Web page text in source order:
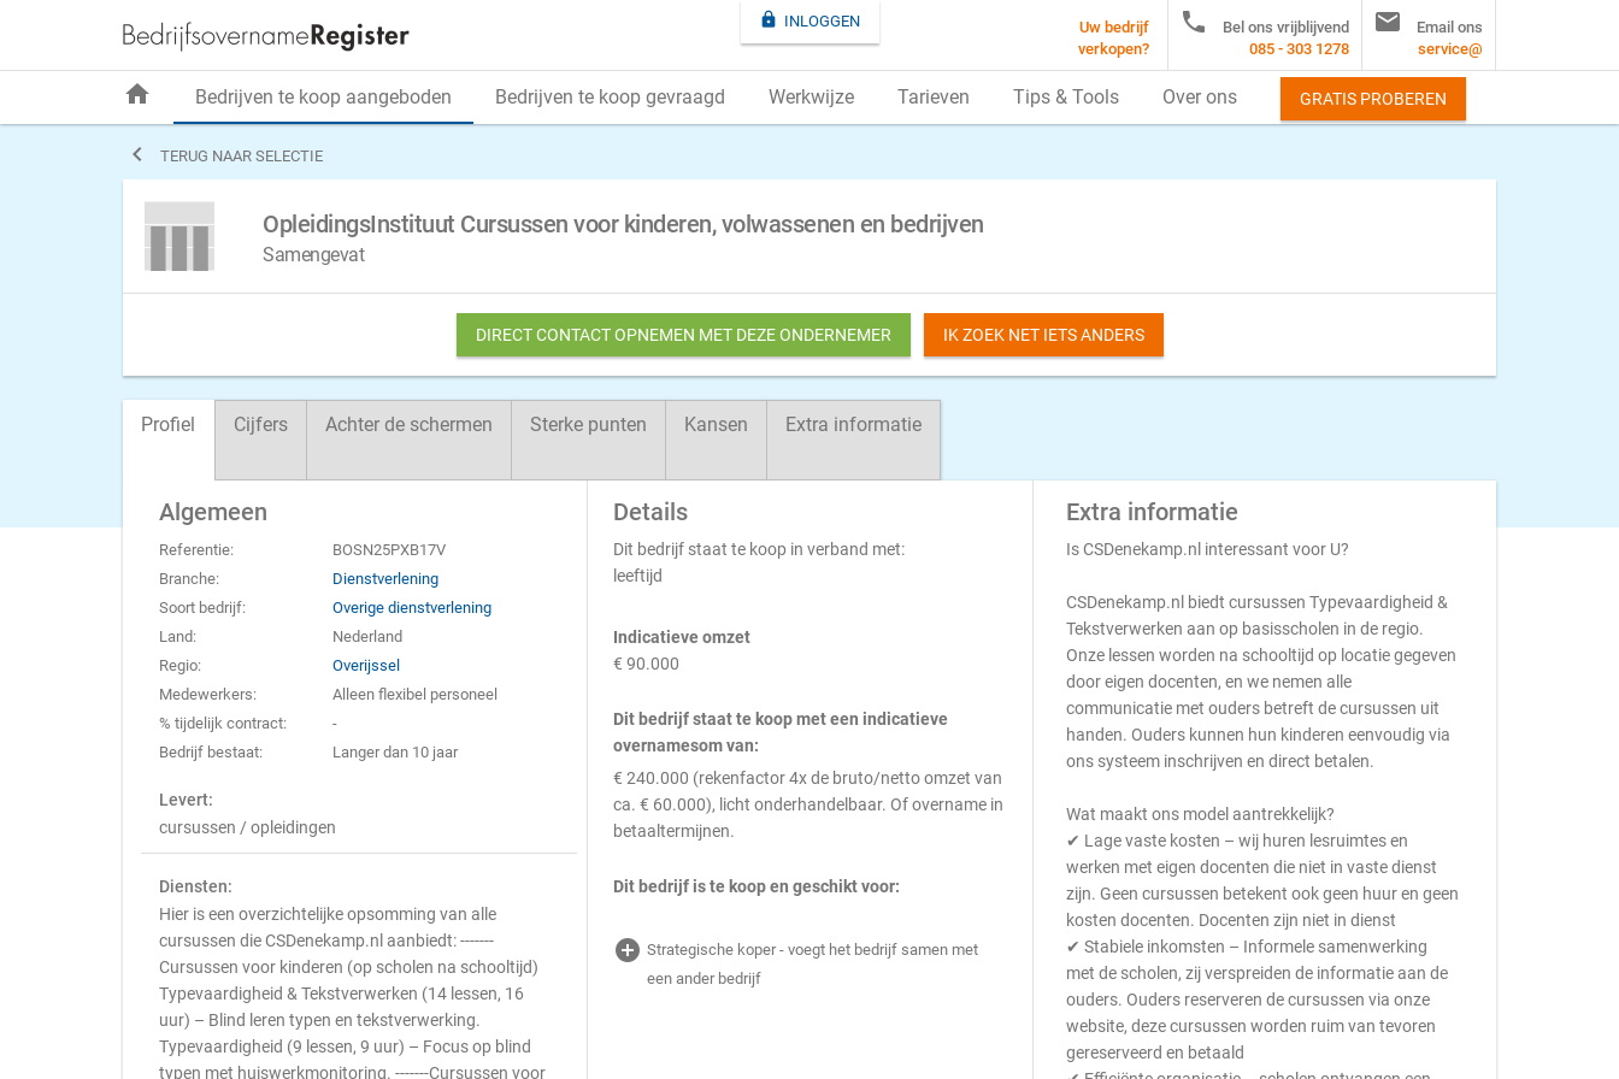
 TERUG NAAR SELECTIE
OpleidingsInstituut Cursussen voor kinderen, volwassenen en bedrijven
Samengevat
DIRECT CONTACT OPNEMEN MET DEZE ONDERNEMER IK ZOEK NET IETS ANDERS
Profiel Cijfers Achter de schermen Sterke punten Kansen Extra informatie
Algemeen
Referentie:
BOSN25PXB17V
Branche:
Dienstverlening
Soort bedrijf:
Overige dienstverlening
Land:
Nederland
Regio:
Overijssel
Medewerkers:
Alleen flexibel personeel
% tijdelijk contract:
-
Bedrijf bestaat:
Langer dan 10 jaar
Levert:
cursussen / opleidingen
Diensten:
Hier is een overzichtelijke opsomming van alle
cursussen die CSDenekamp.nl aanbiedt: -------
Cursussen voor kinderen (op scholen na schooltijd)
Typevaardigheid & Tekstverwerken (14 lessen, 16
uur) – Blind leren typen en tekstverwerking.
Typevaardigheid (9 lessen, 9 uur) – Focus op blind
typen met huiswerkmonitoring. -------Cursussen voor
Details
Dit bedrijf staat te koop in verband met:
leeftijd
Indicatieve omzet
€ 90.000
Dit bedrijf staat te koop met een indicatieve
overnamesom van:
€ 240.000 (rekenfactor 4x de bruto/netto omzet van
ca. € 60.000), licht onderhandelbaar. Of overname in
betaaltermijnen.
Dit bedrijf is te koop en geschikt voor:
add_circle Strategische koper - voegt het bedrijf samen met
een ander bedrijf
Extra informatie
Is CSDenekamp.nl interessant voor U?
CSDenekamp.nl biedt cursussen Typevaardigheid &
Tekstverwerken aan op basisscholen in de regio.
Onze lessen worden na schooltijd op locatie gegeven
door eigen docenten, en we nemen alle
communicatie met ouders betreft de cursussen uit
handen. Ouders kunnen hun kinderen eenvoudig via
ons systeem inschrijven en direct betalen.
Wat maakt ons model aantrekkelijk?
✔ Lage vaste kosten – wij huren lesruimtes en
werken met eigen docenten die niet in vaste dienst
zijn. Geen cursussen betekent ook geen huur en geen
kosten docenten. Docenten zijn niet in dienst
✔ Stabiele inkomsten – Informele samenwerking
met de scholen, zij verspreiden de informatie aan de
ouders. Ouders reserveren de cursussen via onze
website, deze cursussen worden ruim van tevoren
gereserveerd en betaald
 INLOGGEN
Uw bedrijf
verkopen?

Bel ons vrijblijvend
085 - 303 1278

Email ons
service@
home Bedrijven te koop aangeboden Bedrijven te koop gevraagd Werkwijze Tarieven Tips & Tools Over ons GRATIS PROBEREN